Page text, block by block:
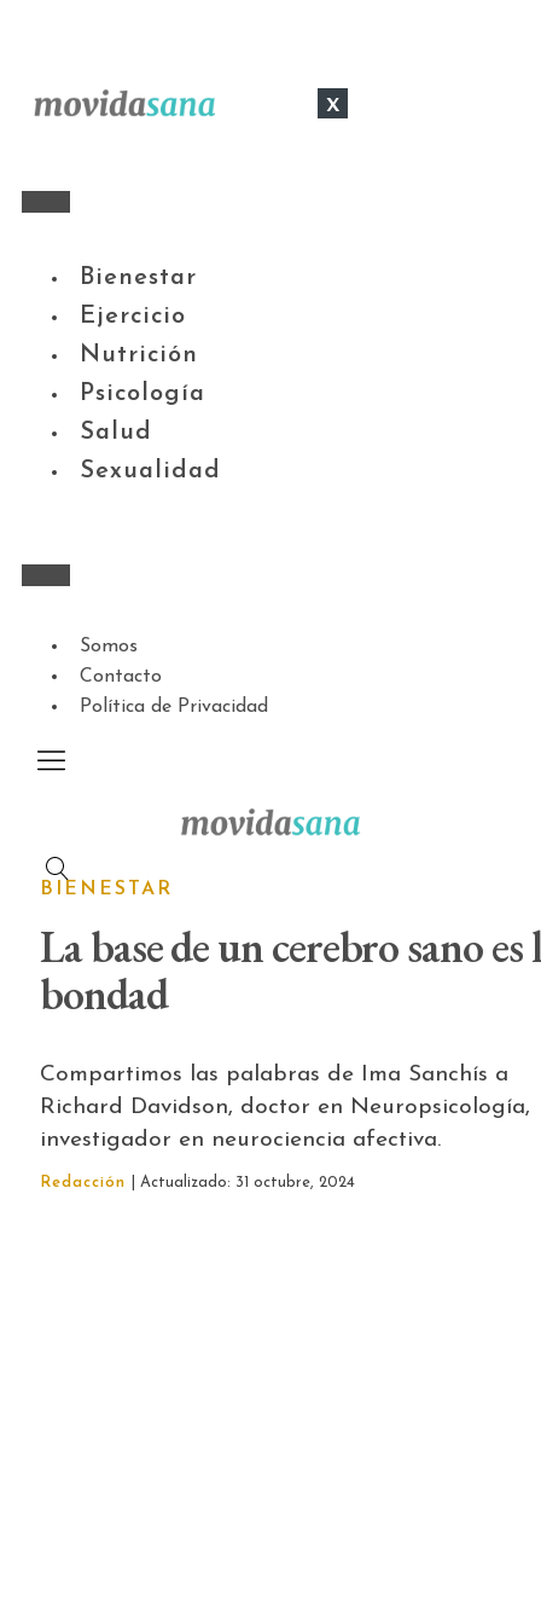
x
Bienestar
Ejercicio
Nutrición
Psicología
Salud
Sexualidad
Somos
Contacto
Política de Privacidad
BIENESTAR
La base de un cerebro sano es
bondad
Compartimos las palabras de Ima Sanchís a
Richard Davidson, doctor en Neuropsicología,
investigador en neurociencia afectiva.
Redacción | Actualizado: 31 octubre, 2024